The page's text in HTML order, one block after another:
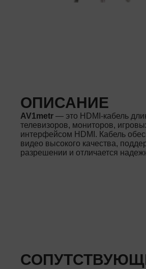
ОПИСАНИЕ
AV1metr — это HDMI-кабель
телевизоров, мониторов,
интерфейсом HDMI. Кабель
видео высокого качества,
разрешении и отличается